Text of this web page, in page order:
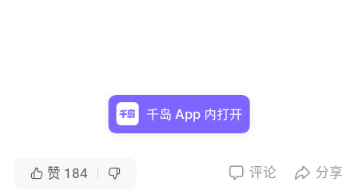
 赞 184   评论  分享
千岛 App 内打开